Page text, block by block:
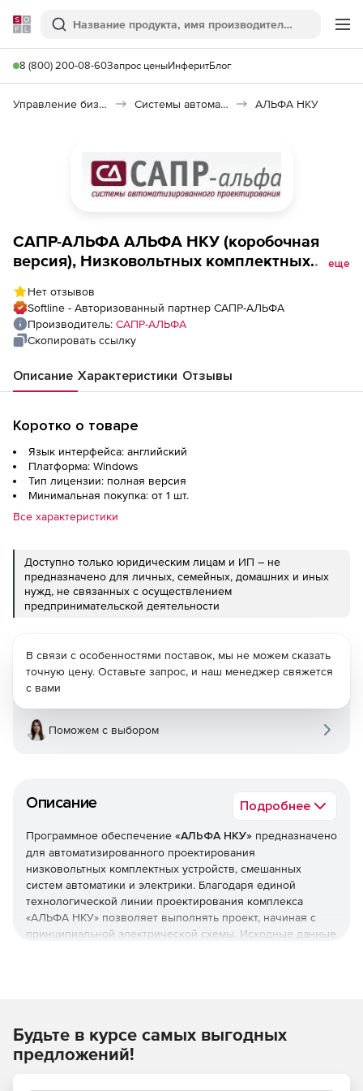
Softline
Поиск
8 (800) 200-08-60Запрос ценыИнферитБлог
Управление бизнесом, CRM/ERP Системы автоматизации АЛЬФА НКУ
САПР-АЛЬФА АЛЬФА НКУ (коробочная
версия), Низковольтных комплектных
еще
Нет отзывов
Softline - Авторизованный партнер САПР-АЛЬФА
Производитель: САПР-АЛЬФА
Скопировать ссылку
Описание Характеристики Отзывы
Коротко о товаре
Язык интерфейса: английский
Платформа: Windows
Тип лицензии: полная версия
Минимальная покупка: от 1 шт.
Все характеристики
Доступно только юридическим лицам и ИП – не
предназначено для личных, семейных, домашних и иных
нужд, не связанных с осуществлением
предпринимательской деятельности
Описание Подробнее
Программное обеспечение «АЛЬФА НКУ» предназначено
для автоматизированного проектирования
низковольтных комплектных устройств, смешанных
систем автоматики и электрики. Благодаря единой
технологической линии проектирования комплекса
«АЛЬФА НКУ» позволяет выполнять проект, начиная с
принципиальной электрической схемы. Исходные данные
Результатом проектирования в «АЛЬФА НКУ» являются
такие документы, как принципиальная электрическая
В связи с особенностями поставок, мы не можем сказать
точную цену. Оставьте запрос, и наш менеджер свяжется
с вами
Поможем с выбором
Будьте в курсе самых выгодных
предложений!